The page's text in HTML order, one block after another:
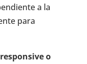
a la
para
o